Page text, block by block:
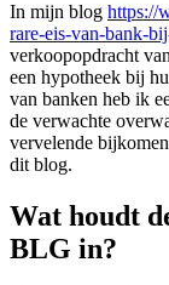
In mijn blog https://
rare-eis-van-bank-
verkoopopdracht
een hypotheek bij
van banken heb ik
de verwachte
vervelende
dit blog.
Wat houdt
BLG in?